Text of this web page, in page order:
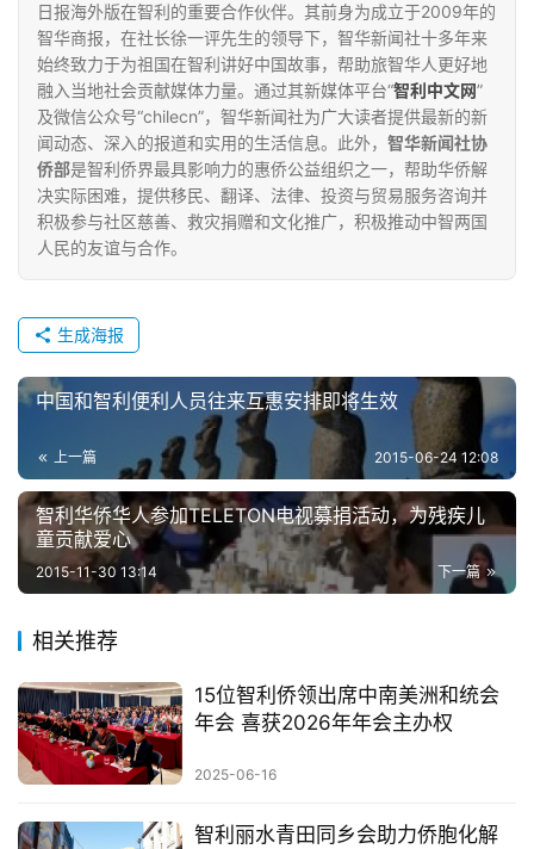
日报海外版在智利的重要合作伙伴。其前身为成立于2009年的
智华商报，在社长徐一评先生的领导下，智华新闻社十多年来
始终致力于为祖国在智利讲好中国故事，帮助旅智华人更好地
融入当地社会贡献媒体力量。通过其新媒体平台“智利中文网”
及微信公众号“chilecn”，智华新闻社为广大读者提供最新的新
闻动态、深入的报道和实用的生活信息。此外， 智华新闻社协
侨部是智利侨界最具影响力的惠侨公益组织之一，帮助华侨解
决实际困难，提供移民、翻译、法律、投资与贸易服务咨询并
积极参与社区慈善、救灾捐赠和文化推广，积极推动中智两国
人民的友谊与合作。
生成海报
中国和智利便利人员往来互惠安排即将生效
上一篇 2015-06-24 12:08
智利华侨华人参加TELETON电视募捐活动，为残疾儿
童贡献爱心
下一篇
2015-11-30 13:14
相关推荐
15位智利侨领出席中南美洲和统会
年会 喜获2026年年会主办权
2025-06-16
智利丽水青田同乡会助力侨胞化解